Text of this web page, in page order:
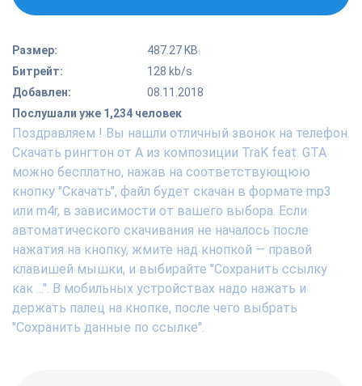
Размер:
487.27 KB
Битрейт:
128 kb/s
Добавлен:
08.11.2018
Послушали уже 1,234 человек
Поздравляем ! Вы нашли отличный звонок на телефон.
Скачать рингтон от A из композиции TraK feat. GTA
можно бесплатно, нажав на соответствующюю
кнопку "Скачать", файл будет скачан в формате mp3
или m4r, в зависимости от вашего выбора. Если
автоматического скачивания не началось после
нажатия на кнопку, жмите над кнопкой — правой
клавишей мышки, и выбирайте "Сохранить ссылку
как ...". В мобильных устройствах надо нажать и
держать палец на кнопке, после чего выбрать
"Сохранить данные по ссылке".